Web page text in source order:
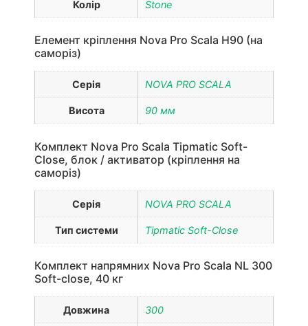
Колір Stone
Елемент кріплення Nova Pro Scala H90 (на
саморіз)
Серія NOVA PRO SCALA
Висота 90 мм
Комплект Nova Pro Scala Tipmatic Soft-
Close, блок / активатор (кріплення на
саморіз)
Серія NOVA PRO SCALA
Тип системи Tipmatic Soft-Close
Комплект напрямних Nova Pro Scala NL 300
Soft-close, 40 кг
Довжина 300